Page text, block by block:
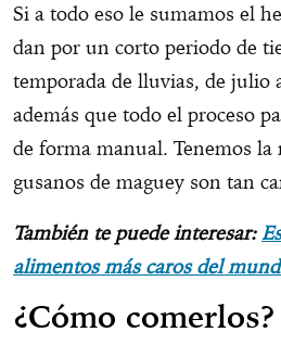
Si a todo eso le sumamos el
dan por un corto periodo de
temporada de lluvias, de julio
además que todo el proceso
de forma manual. Tenemos
gusanos de maguey son tan
También te puede interesar:
alimentos más caros del
¿Cómo comerlos?